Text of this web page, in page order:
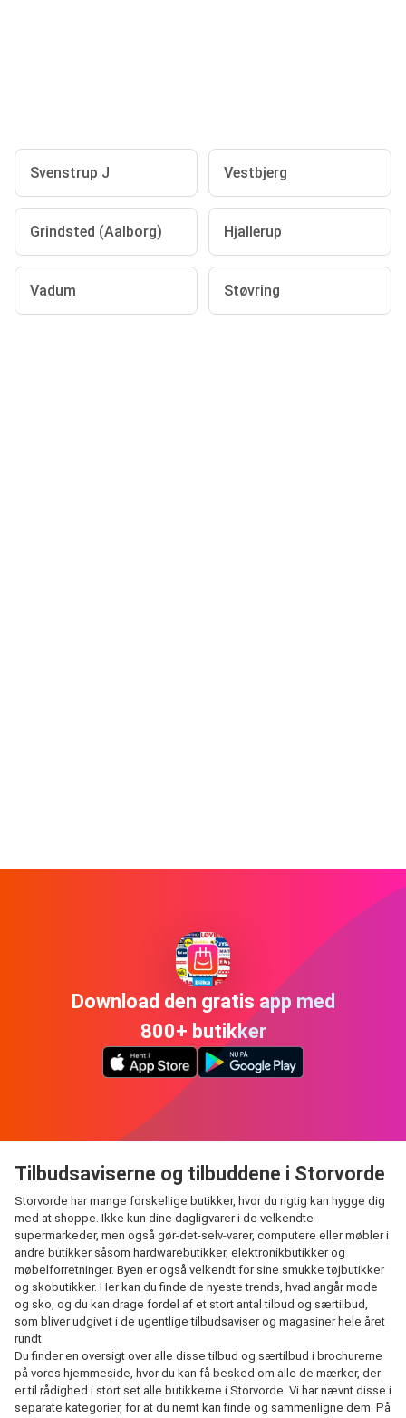
Svenstrup J Vestbjerg
Grindsted (Aalborg) Hjallerup
Vadum Støvring
Download den gratis app med
800+ butikker
Tilbudsaviserne og tilbuddene i Storvorde
Storvorde har mange forskellige butikker, hvor du rigtig kan hygge dig
med at shoppe. Ikke kun dine dagligvarer i de velkendte
supermarkeder, men også gør-det-selv-varer, computere eller møbler i
andre butikker såsom hardwarebutikker, elektronikbutikker og
møbelforretninger. Byen er også velkendt for sine smukke tøjbutikker
og skobutikker. Her kan du finde de nyeste trends, hvad angår mode
og sko, og du kan drage fordel af et stort antal tilbud og særtilbud,
som bliver udgivet i de ugentlige tilbudsaviser og magasiner hele året
rundt.
Du finder en oversigt over alle disse tilbud og særtilbud i brochurerne
på vores hjemmeside, hvor du kan få besked om alle de mærker, der
er til rådighed i stort set alle butikkerne i Storvorde. Vi har nævnt disse i
separate kategorier, for at du nemt kan finde og sammenligne dem. På